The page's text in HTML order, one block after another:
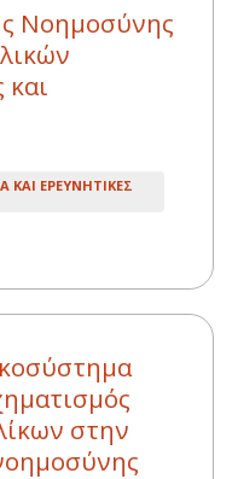
Νοημοσύνης
ΕΡΕΥΝΗΤΙΚΕΣ
στην